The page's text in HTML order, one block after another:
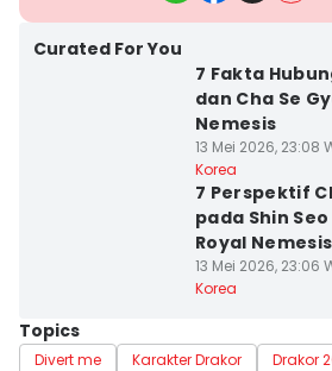
Curated For You
7 Fakta
dan Cha Se
Nemesis
13 Mei 2026, 23:08
Korea
7 Perspektif
pada Shin
Royal Nemesis
13 Mei 2026, 23:06
Korea
Topics
Divert me Karakter Drakor
Drakor